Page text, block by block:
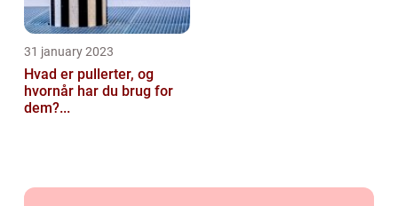
31 january 2023
Hvad er pullerter, og
hvornår har du brug for
dem?...